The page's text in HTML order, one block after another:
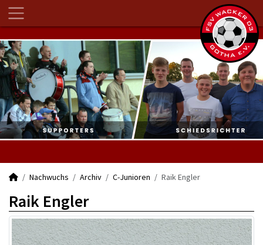
Nachwuchs Archiv C-Junioren Raik Engler
Raik Engler